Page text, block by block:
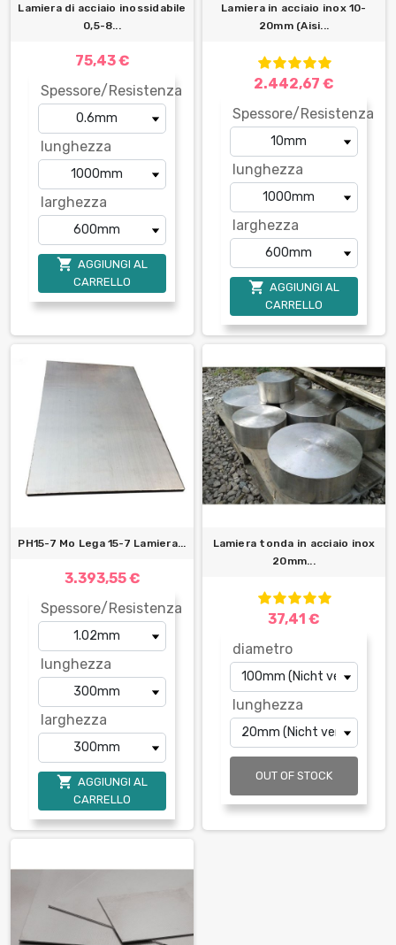
Lamiera di acciaio inossidabile
0,5-8...
75,43 €
Spessore/Resistenza
lunghezza
larghezza
 AGGIUNGI AL
CARRELLO
Lamiera in acciaio inox 10-
20mm (Aisi...
2.442,67 €
Spessore/Resistenza
lunghezza
larghezza
 AGGIUNGI AL
CARRELLO
PH15-7 Mo Lega 15-7 Lamiera...
3.393,55 €
Spessore/Resistenza
lunghezza
larghezza
 AGGIUNGI AL
CARRELLO
Lamiera tonda in acciaio inox
20mm...
37,41 €
diametro
lunghezza
OUT OF STOCK